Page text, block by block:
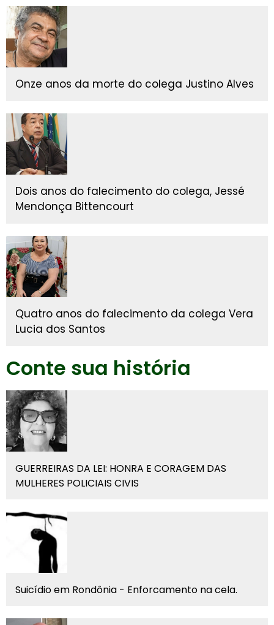
Onze anos da morte do colega Justino Alves
Dois anos do falecimento do colega, Jessé
Mendonça Bittencourt
Quatro anos do falecimento da colega Vera
Lucia dos Santos
Conte sua história
GUERREIRAS DA LEI: HONRA E CORAGEM DAS
MULHERES POLICIAIS CIVIS
Suicídio em Rondônia - Enforcamento na cela.